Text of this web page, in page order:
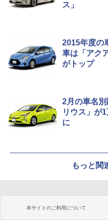
ス」
2015年度の
車は「アク
がトップ
2月の車名
リウス」が
に
もっと関
本サイトのご利用について